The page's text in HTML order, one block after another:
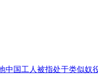
中国工人被指处于类似奴